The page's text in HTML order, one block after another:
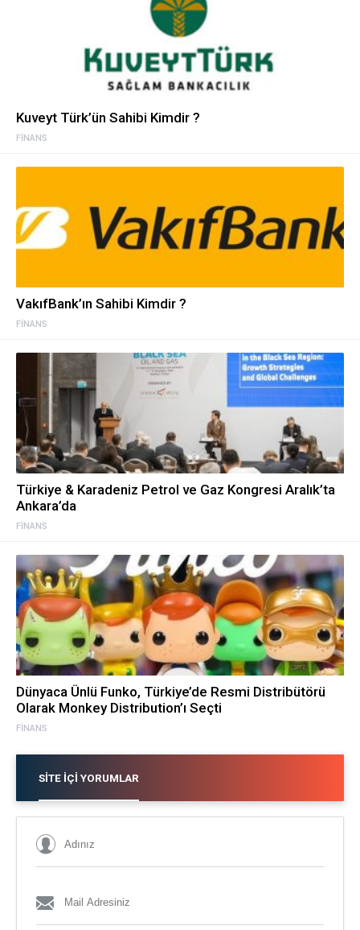
FINANS
Kuveyt Türk’ün Sahibi Kimdir ?
FINANS
VakıfBank’ın Sahibi Kimdir ?
FINANS
Türkiye & Karadeniz Petrol ve Gaz Kongresi Aralık’ta
Ankara’da
FINANS
Dünyaca Ünlü Funko, Türkiye’de Resmi Distribütörü
Olarak Monkey Distribution’ı Seçti
SITE İÇI YORUMLAR